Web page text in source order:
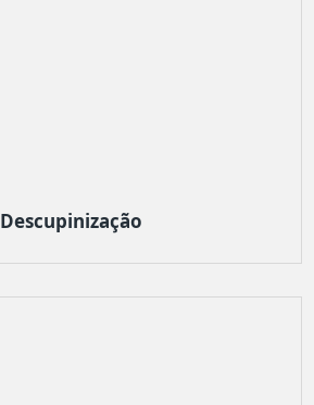
Descupinização